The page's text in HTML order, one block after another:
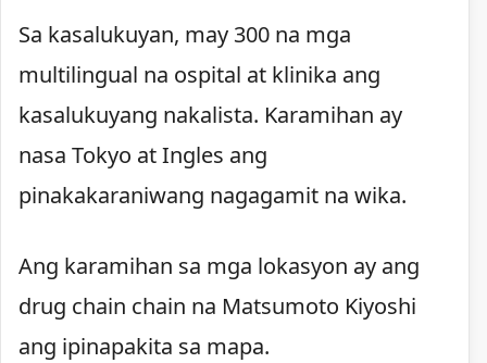
Sa kasalukuyan, may 300 na mga
multilingual na ospital at klinika ang
kasalukuyang nakalista. Karamihan ay
nasa Tokyo at Ingles ang
pinakakaraniwang nagagamit na wika.
Ang karamihan sa mga lokasyon ay ang
drug chain chain na Matsumoto Kiyoshi
ang ipinapakita sa mapa.